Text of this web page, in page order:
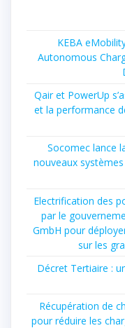
KEBA
Autonomous
Qair et PowerUp
et la performance
Socomec lance
nouveaux
Electrification des
par le
GmbH pour
sur les
Décret Tertiaire :
Récupération de
pour réduire les